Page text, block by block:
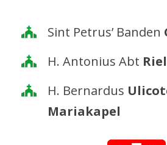
Sint Petrus’ Banden
H. Antonius Abt Riel
H. Bernardus
Mariakapel